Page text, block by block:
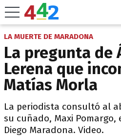
LA MUERTE DE MARADONA
La pregunta de
Lerena que
Matías Morla
La periodista consultó al
su cuñado, Maxi
Diego Maradona. Video.